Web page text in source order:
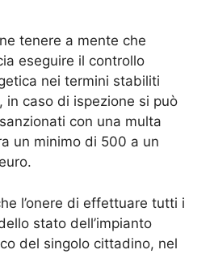
tenere a mente che
eseguire il controllo
nei termini stabiliti
in caso di ispezione si può
con una multa
un minimo di 500 a un
l’onere di effettuare tutti i
stato dell’impianto
del singolo cittadino, nel